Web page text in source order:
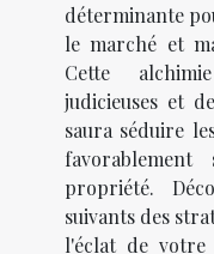
déterminante
le marché et
Cette
judicieuses et
saura séduire
propriété.
suivants des
l'éclat de